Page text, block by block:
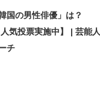
国の男性俳優」は？
人気投票実施中】 | 芸能人
チ